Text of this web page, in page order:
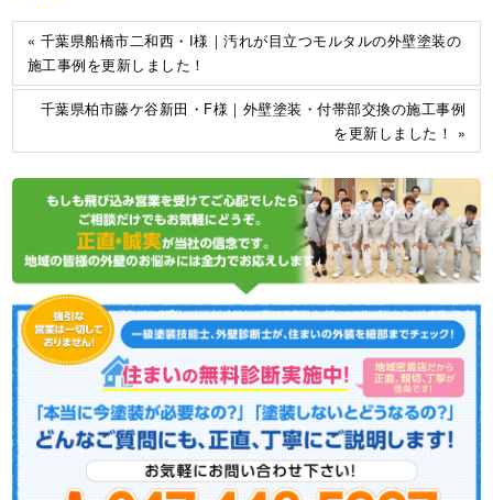
« 千葉県船橋市二和西・I様｜汚れが目立つモルタルの外壁塗装の
施工事例を更新しました！
千葉県柏市藤ケ谷新田・F様｜外壁塗装・付帯部交換の施工事例
を更新しました！ »